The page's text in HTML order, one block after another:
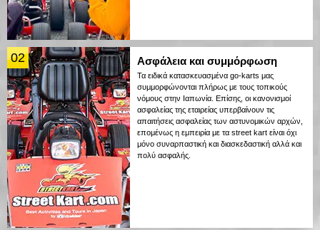
02 Ασφάλεια και συμμόρφωση
Τα ειδικά κατασκευασμένα go-karts μας
συμμορφώνονται πλήρως με τους τοπικούς
νόμους στην Ιαπωνία. Επίσης, οι κανονισμοί
ασφαλείας της εταιρείας υπερβαίνουν τις
απαιτήσεις ασφαλείας των αστυνομικών αρχών,
επομένως η εμπειρία με τα street kart είναι όχι
μόνο συναρπαστική και διασκεδαστική αλλά και
πολύ ασφαλής.